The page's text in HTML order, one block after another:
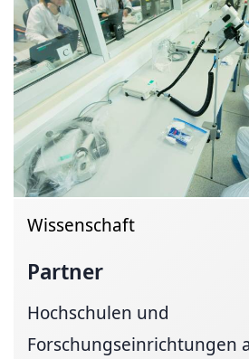
Wissenschaft
Partner
Hochschulen und
Forschungseinrichtungen